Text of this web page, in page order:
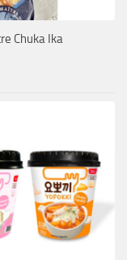
Chuka Ika